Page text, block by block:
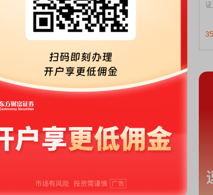
求好转的预期下，猪价能否出现反弹？
处于“升水”状态，高于现货价格超过2-3
下库存问题。刘四奎反馈称，1月至5月，
会出现消化库存的过程，“外购仔猪已经出
积极性，但是这需要一个过程，毕竟当前